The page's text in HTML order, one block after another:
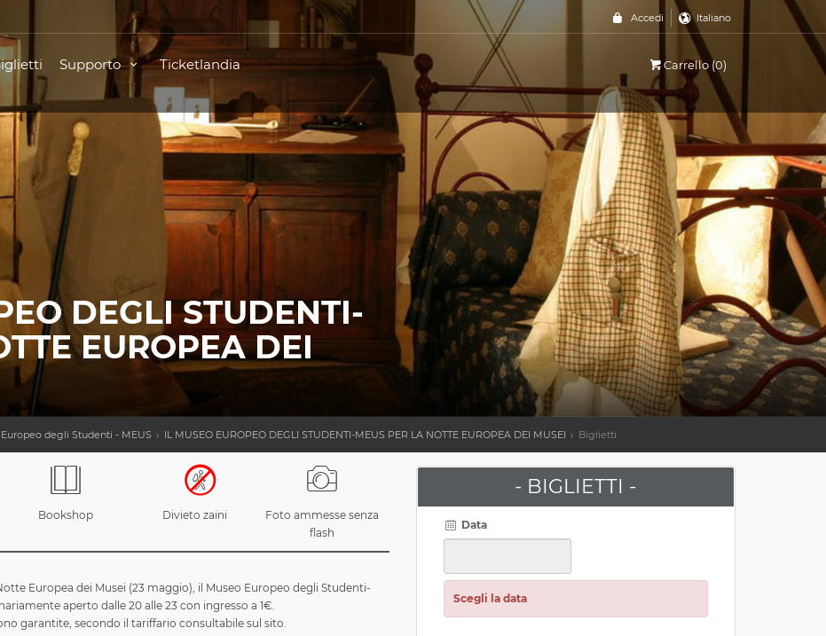
Accedi Italiano
Supporto Ticketlandia Carrello (0)
DEGLI STUDENTI-
EUROPEA DEI
degli Studenti - MEUS IL MUSEO EUROPEO DEGLI STUDENTI-MEUS PER LA NOTTE EUROPEA DEI MUSEI Biglietti
Bookshop Divieto zaini
Foto ammesse senza
flash
Europea dei Musei (23 maggio), il Museo Europeo degli Studenti-
aperto dalle 20 alle 23 con ingresso a 1€.
garantite, secondo il tariffario consultabile sul sito.
- BIGLIETTI -
Data
Scegli la data